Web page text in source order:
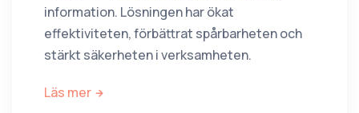
information. Lösningen har ökat
effektiviteten, förbättrat spårbarheten och
stärkt säkerheten i verksamheten.
Läs mer